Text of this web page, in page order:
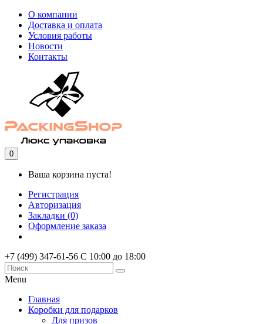
О компании
Доставка и оплата
Условия работы
Новости
Контакты
0
Ваша корзина пуста!
Регистрация
Авторизация
Закладки (0)
Оформление заказа
+7 (499) 347-61-56 С 10:00 до 18:00
Menu
Главная
Коробки для подарков
Для призов